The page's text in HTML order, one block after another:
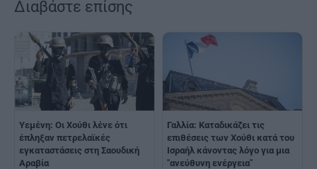
Διαβάστε επίσης
Υεμένη: Οι Χούθι λένε ότι
έπληξαν πετρελαϊκές
εγκαταστάσεις στη Σαουδική
Αραβία
Γαλλία: Kαταδικάζει τις
επιθέσεις των Χούθι κατά του
Ισραήλ κάνοντας λόγο για μια
"ανεύθυνη ενέργεια"